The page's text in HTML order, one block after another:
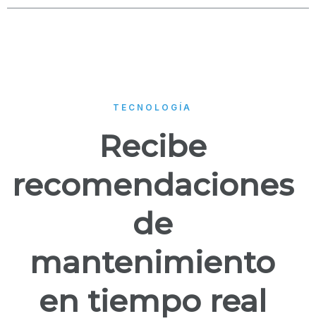
TECNOLOGÍA
Recibe
recomendaciones
de
mantenimiento
en tiempo real